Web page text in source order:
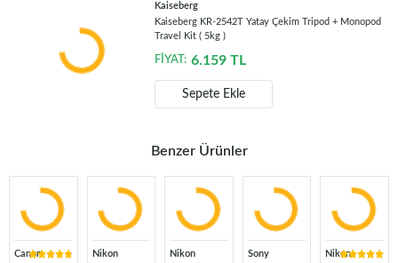
Kaiseberg
Kaiseberg KR-2542T Yatay Çekim Tripod + Monopod
Travel Kit ( 5kg )
FİYAT: 6.159 TL
Sepete Ekle
Benzer Ürünler
Canon
Nikon
Nikon
Sony
Nikon